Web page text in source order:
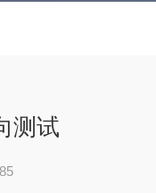
测试